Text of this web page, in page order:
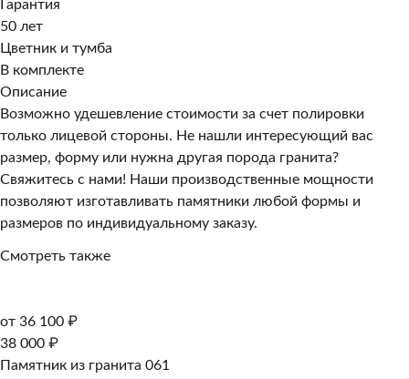
Гарантия
50 лет
Цветник и тумба
В комплекте
Описание
Возможно удешевление стоимости за счет полировки
только лицевой стороны. Не нашли интересующий вас
размер, форму или нужна другая порода гранита?
Свяжитесь с нами! Наши производственные мощности
позволяют изготавливать памятники любой формы и
размеров по индивидуальному заказу.
Смотреть также
от 36 100 ₽
38 000 ₽
Памятник из гранита 061